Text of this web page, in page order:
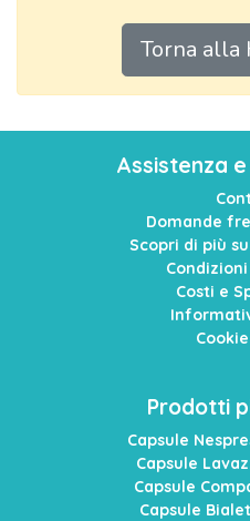
Torna alla
Assistenza
Domande
Scopri di più
Costi e
Prodotti
Capsule
Capsule
Capsule
Capsule